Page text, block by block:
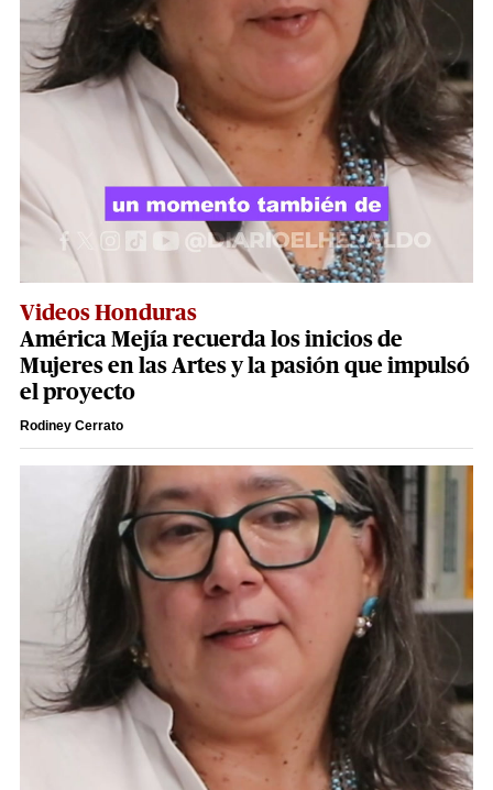
Videos Honduras
América Mejía recuerda los inicios de
Mujeres en las Artes y la pasión que impulsó
el proyecto
Rodiney Cerrato